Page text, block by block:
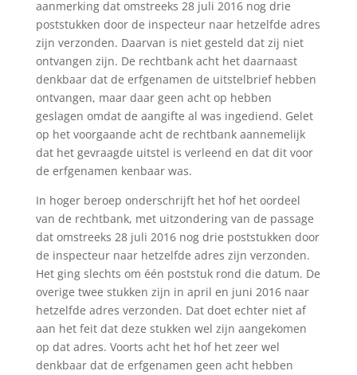
aanmerking dat omstreeks 28 juli 2016 nog drie
poststukken door de inspecteur naar hetzelfde adres
zijn verzonden. Daarvan is niet gesteld dat zij niet
ontvangen zijn. De rechtbank acht het daarnaast
denkbaar dat de erfgenamen de uitstelbrief hebben
ontvangen, maar daar geen acht op hebben
geslagen omdat de aangifte al was ingediend. Gelet
op het voorgaande acht de rechtbank aannemelijk
dat het gevraagde uitstel is verleend en dat dit voor
de erfgenamen kenbaar was.
In hoger beroep onderschrijft het hof het oordeel
van de rechtbank, met uitzondering van de passage
dat omstreeks 28 juli 2016 nog drie poststukken door
de inspecteur naar hetzelfde adres zijn verzonden.
Het ging slechts om één poststuk rond die datum. De
overige twee stukken zijn in april en juni 2016 naar
hetzelfde adres verzonden. Dat doet echter niet af
aan het feit dat deze stukken wel zijn aangekomen
op dat adres. Voorts acht het hof het zeer wel
denkbaar dat de erfgenamen geen acht hebben